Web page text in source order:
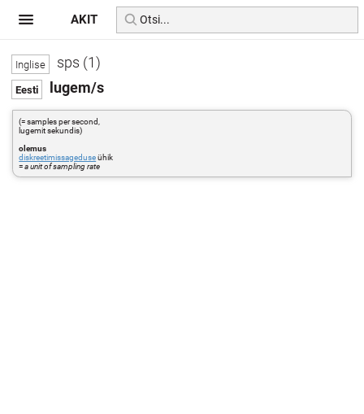
sps (1)
lugem/s
(= samples per second,
lugemit sekundis)
olemus
diskreetimissageduseühik
=a unit of sampling rate
AKIT